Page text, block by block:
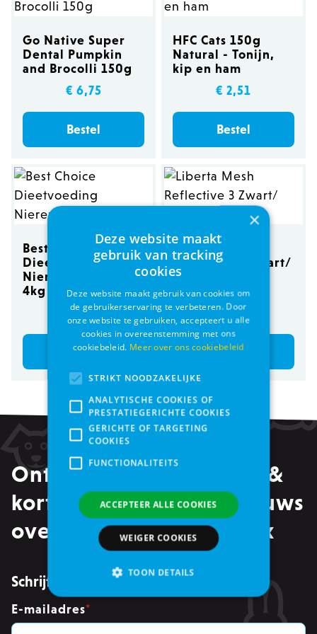
Go Native Super
Dental Pumpkin
and Brocolli 150g
€ 6,75
Bestel
HFC Cats 150g
Natural - Tonijn,
kip en ham
€ 2,51
Bestel
Best Choice
Dieetvoeding
Nierendieet (RSD)
4kg
€ 37,95
Bestel
Liberta Mesh
Reflective 3 Zwart/
Noir tot 7kg
€ 42,95
Bestel
Ontvang alle promoties &
kortingen, maar ook nieuws
over events in je mailbox
Schrijf je in voor de nieuwsbrief
E-mailadres*
×
Deze website maakt
gebruik van tracking
cookies
Deze website maakt gebruik van cookies om
de gebruikerservaring te verbeteren. Door
onze website te gebruiken, accepteert u alle
cookies in overeenstemming met ons
cookiebeleid. Meer over ons cookiebeleid
STRIKT NOODZAKELIJKE
ANALYTISCHE COOKIES OF
PRESTATIEGERICHTE COOKIES
GERICHTE OF TARGETING
COOKIES
FUNCTIONALITEITS
ACCEPTEER ALLE COOKIES
WEIGER COOKIES
TOON DETAILS
Strikt noodzakelijke